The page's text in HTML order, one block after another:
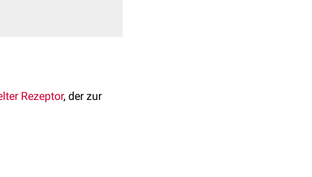
Rezeptor, der zur